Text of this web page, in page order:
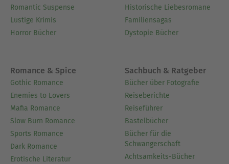
Romantic Suspense
Lustige Krimis
Horror Bücher
Historische Liebesromane
Familiensagas
Dystopie Bücher
Romance & Spice
Gothic Romance
Enemies to Lovers
Mafia Romance
Slow Burn Romance
Sports Romance
Dark Romance
Erotische Literatur
Sachbuch & Ratgeber
Bücher über Fotografie
Reiseberichte
Reiseführer
Bastelbücher
Bücher für die
Schwangerschaft
Achtsamkeits-Bücher